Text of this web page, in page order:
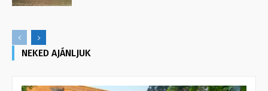
NEKED AJÁNLJUK